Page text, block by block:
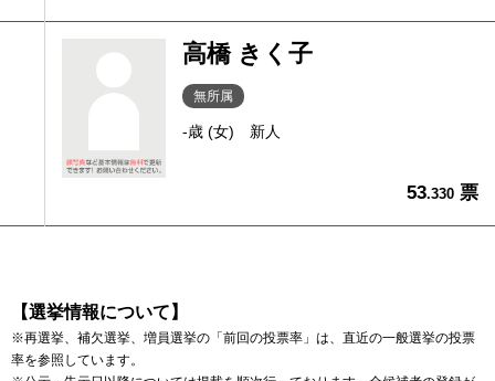
高橋 きく子
無所属
-歳 (女) 新人
53.330 票
【選挙情報について】
※再選挙、補欠選挙、増員選挙の「前回の投票率」は、直近の一般選挙の投票
率を参照しています。